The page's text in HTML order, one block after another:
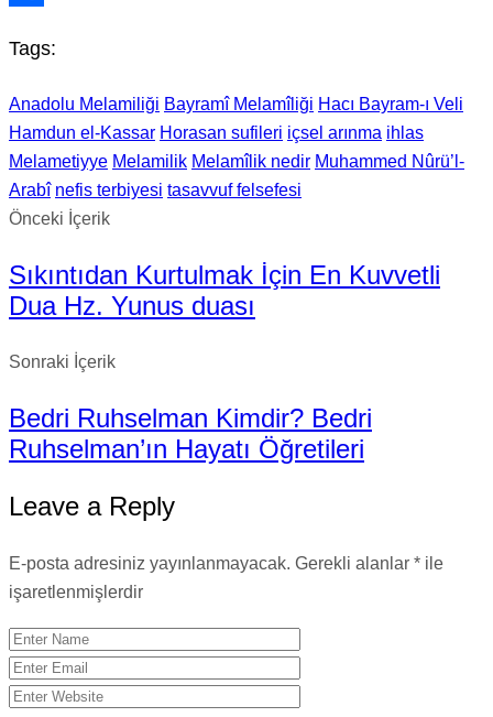
Tags:
Anadolu Melamiliği Bayramî Melamîliği Hacı Bayram-ı Veli
Hamdun el-Kassar Horasan sufileri içsel arınma ihlas
Melametiyye Melamilik Melamîlik nedir Muhammed Nûrü’l-
Arabî nefis terbiyesi tasavvuf felsefesi
Önceki İçerik
Sıkıntıdan Kurtulmak İçin En Kuvvetli
Dua Hz. Yunus duası
Sonraki İçerik
Bedri Ruhselman Kimdir? Bedri
Ruhselman’ın Hayatı Öğretileri
Leave a Reply
E-posta adresiniz yayınlanmayacak. Gerekli alanlar * ile
işaretlenmişlerdir